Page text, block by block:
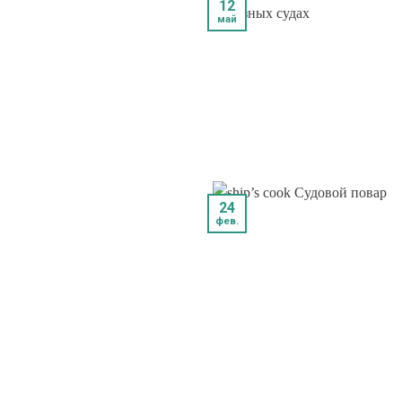
12
май
24
фев.